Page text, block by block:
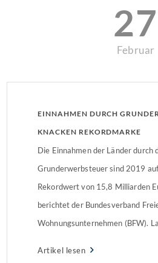
27
Februar
EINNAHMEN DURCH
KNACKEN REKORDMARKE
Die Einnahmen der Länder durch
Grunderwerbsteuer sind 2019
Rekordwert von 15,8 Milliarden
berichtet der Bundesverband
Wohnungsunternehmen (BFW).
Artikel lesen